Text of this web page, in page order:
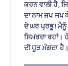
ਕਰਨ ਵਾਲੀ ਹੈ,
ਦਾ ਨਾਮ ਜਪ
ਦੇ ਘਰ ਪ੍ਰਭੂ! ਮੈਨੂੰ
ਸਿਮਰਦਾ ਰਹਾਂ।
ਦੀ ਧੂੜ ਮੰਗਦਾ